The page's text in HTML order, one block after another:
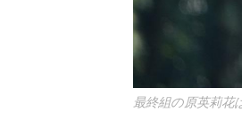
最終組の原英莉